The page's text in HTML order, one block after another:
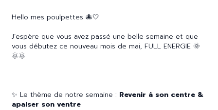
Hello mes poulpettes 🐙🤍
J’espère que vous avez passé une belle semaine et que
vous débutez ce nouveau mois de mai, FULL ENERGIE 🌞
🌞🌞
✨ Le thème de notre semaine : Revenir à son centre &
apaiser son ventre